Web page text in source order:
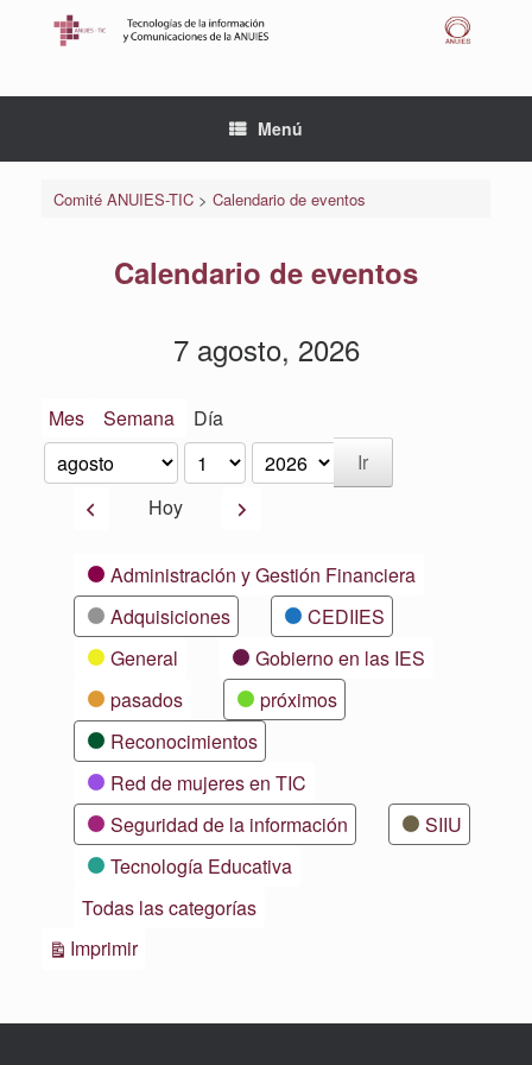
Menú
Comité ANUIES-TIC> Calendario de eventos
Calendario de eventos
7 agosto, 2026
Mes Semana Día
Mes
Día
Año
AnteriorHoy Siguiente
CategoríasAdministración y Gestión Financiera
Adquisiciones
CEDIIES
General
Gobierno en las IES
pasados
próximos
Reconocimientos
Red de mujeres en TIC
Seguridad de la información
SIIU
Tecnología Educativa
Todas las categorías
ImprimirVistas